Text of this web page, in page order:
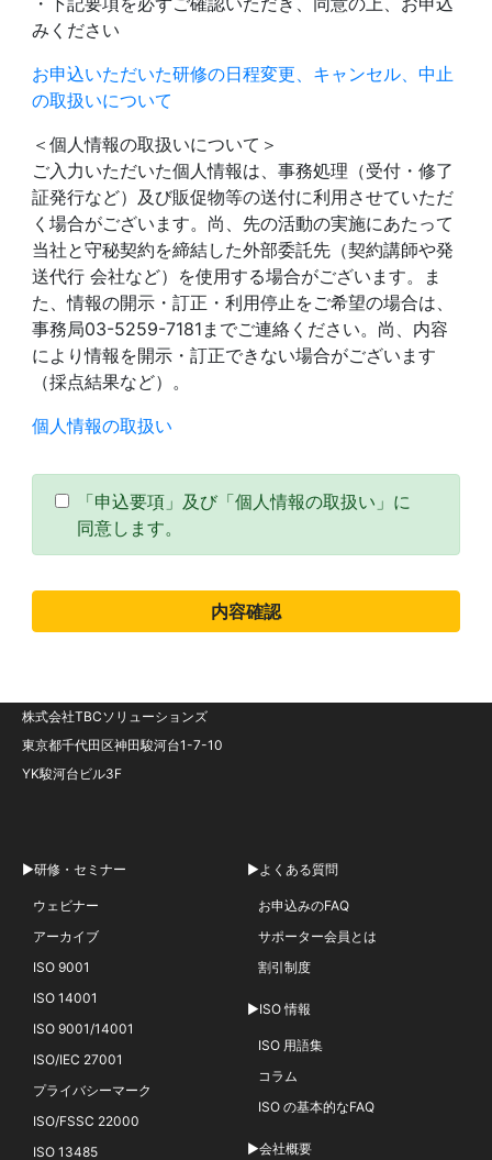
みください
お申込いただいた研修の日程変更、キャンセル、中止
の取扱いについて
＜個人情報の取扱いについて＞
ご入力いただいた個人情報は、事務処理（受付・修了
証発行など）及び販促物等の送付に利用させていただ
く場合がございます。尚、先の活動の実施にあたって
当社と守秘契約を締結した外部委託先（契約講師や発
送代行 会社など）を使用する場合がございます。ま
た、情報の開示・訂正・利用停止をご希望の場合は、
事務局03-5259-7181までご連絡ください。尚、内容
により情報を開示・訂正できない場合がございます
（採点結果など）。
個人情報の取扱い
「申込要項」及び「個人情報の取扱い」に
同意します。
株式会社TBCソリューションズ
東京都千代田区神田駿河台1-7-10
YK駿河台ビル3F
▶研修・セミナー
ウェビナー
アーカイブ
ISO 9001
ISO 14001
ISO 9001/14001
ISO/IEC 27001
プライバシーマーク
ISO/FSSC 22000
ISO 13485
▶よくある質問
お申込みのFAQ
サポーター会員とは
割引制度
▶ISO 情報
ISO 用語集
コラム
ISO の基本的なFAQ
▶会社概要